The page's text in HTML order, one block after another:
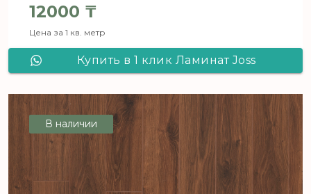
12000 ₸
Цена за 1 кв. метр
Купить в 1 клик Ламинат Joss
В наличии